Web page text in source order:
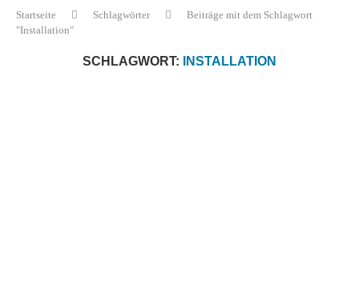
Startseite Schlagwörter
Beiträge mit dem Schlagwort
"Installation"
SCHLAGWORT: INSTALLATION